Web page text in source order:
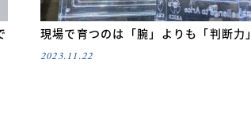
現場で育つのは「腕」よりも「判断力」
2023.11.22